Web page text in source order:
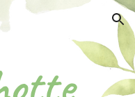
Skip to navigation